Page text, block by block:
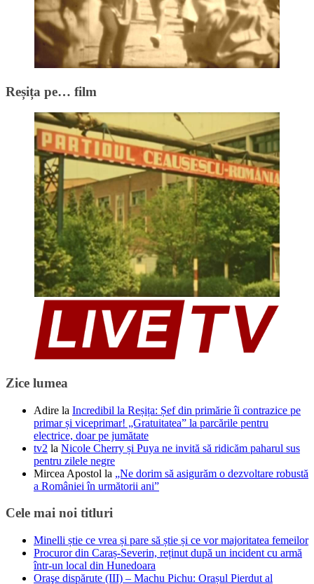
Reșița pe… film
Zice lumea
Adire la Incredibil la Reșița: Șef din primărie îi contrazice pe
primar și viceprimar! „Gratuitatea” la parcările pentru
electrice, doar pe jumătate
tv2 la Nicole Cherry și Puya ne invită să ridicăm paharul sus
pentru zilele negre
Mircea Apostol la „Ne dorim să asigurăm o dezvoltare robustă
a României în următorii ani”
Cele mai noi titluri
Minelli știe ce vrea și pare să știe și ce vor majoritatea femeilor
Procuror din Caraș-Severin, reținut după un incident cu armă
într-un local din Hunedoara
Oraşe dispărute (III) – Machu Pichu: Orașul Pierdut al